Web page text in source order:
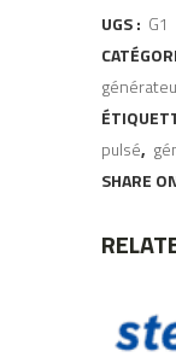
UGS : G1
pulsé,
SHARE